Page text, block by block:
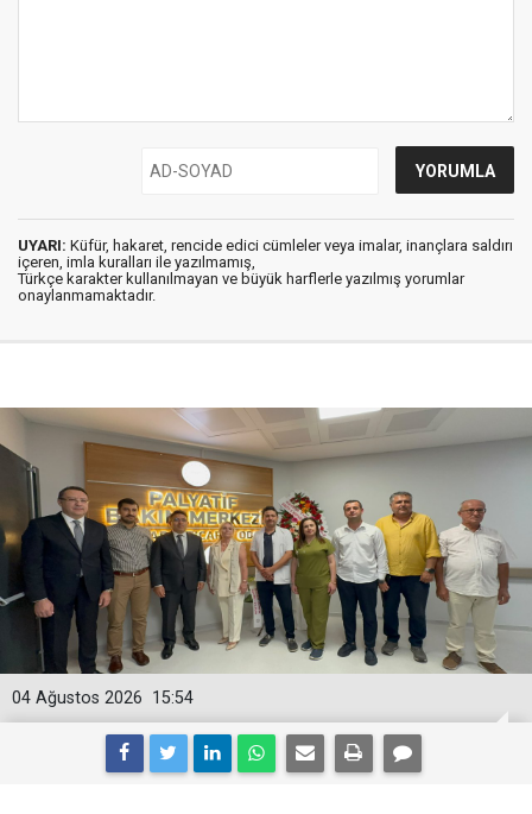
UYARI: Küfür, hakaret, rencide edici cümleler veya imalar, inançlara saldırı
içeren, imla kuralları ile yazılmamış,
Türkçe karakter kullanılmayan ve büyük harflerle yazılmış yorumlar
onaylanmamaktadır.
15:54
04 Ağustos 2026